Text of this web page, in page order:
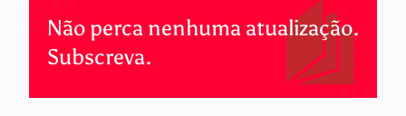
Não perca nenhuma atualização.
Subscreva.